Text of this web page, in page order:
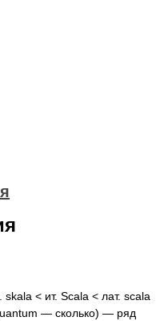
skala < ит. Scala < лат. scala
— сколько) — ряд